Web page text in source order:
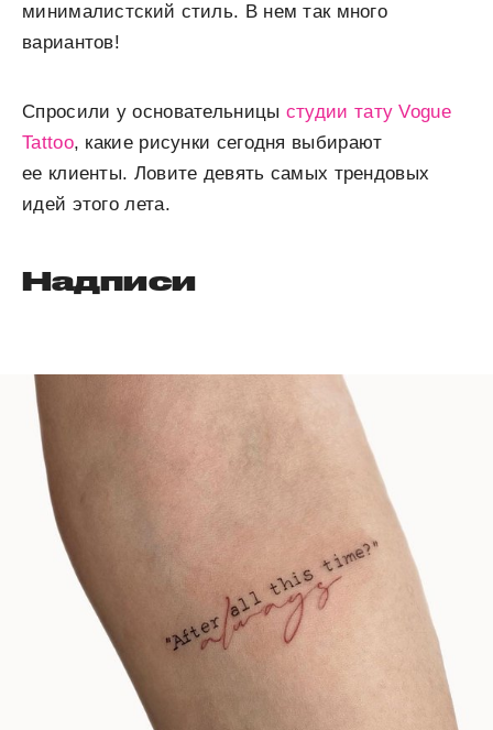
минималистский стиль. В нем так много
вариантов!
Спросили у основательницы студии тату Vogue
Tattoo, какие рисунки сегодня выбирают
ее клиенты. Ловите девять самых трендовых
идей этого лета.
Надписи